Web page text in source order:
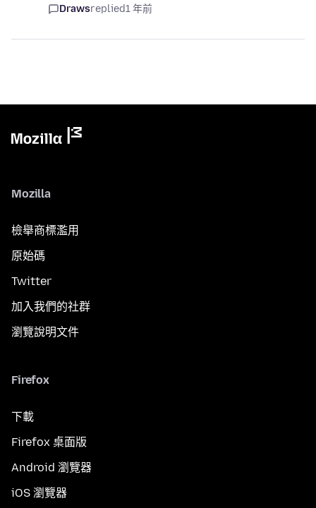
Drawsreplied1 年前
Mozilla
檢舉商標濫用
原始碼
Twitter
加入我們的社群
瀏覽說明文件
Firefox
下載
Firefox 桌面版
Android 瀏覽器
iOS 瀏覽器